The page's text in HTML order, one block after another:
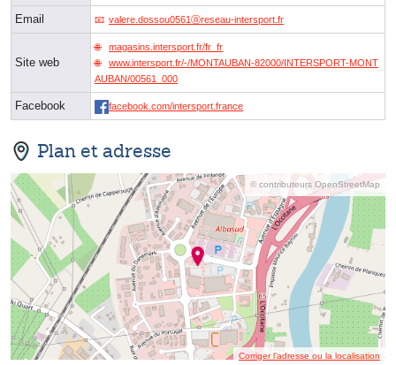
Email valere.dossou0561ⓐreseau-intersport.fr
Site web
magasins.intersport.fr/fr_fr
www.intersport.fr/-/MONTAUBAN-82000/INTERSPORT-MONT
AUBAN/00561_000
Facebook facebook.com/intersport.france
Plan et adresse
© contributeurs OpenStreetMap
Corriger l’adresse ou la localisation